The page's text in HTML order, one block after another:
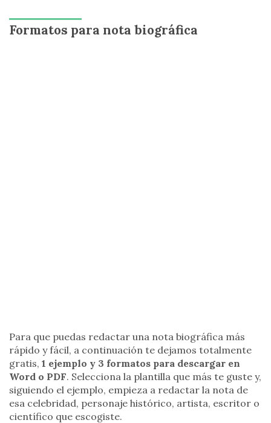
Formatos para nota biográfica
Para que puedas redactar una nota biográfica más
rápido y fácil, a continuación te dejamos totalmente
gratis, 1 ejemplo y 3 formatos para descargar en
Word o PDF. Selecciona la plantilla que más te guste y,
siguiendo el ejemplo, empieza a redactar la nota de
esa celebridad, personaje histórico, artista, escritor o
científico que escogiste.